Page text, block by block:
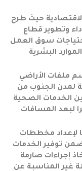
حيث طرح
وتطوير قطاع
سوق العمل
البشرية
ملفات الأراضي
لمدن الجنوب من
الخدمات الصحية
لبعد المسافات
لإعداد مخططات
توفير الخدمات
إجراءات صارمة
غير المناسبة عن